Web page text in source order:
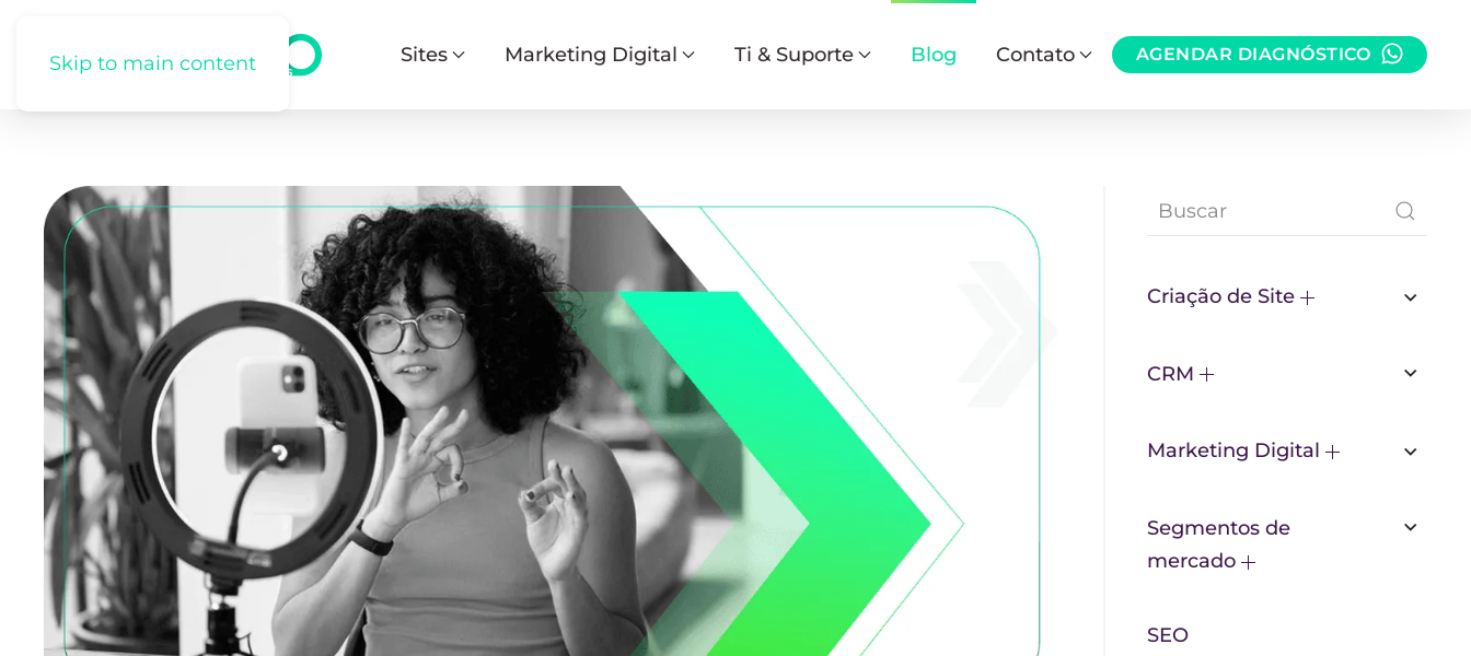
Skip to main content Sites Marketing Digital Ti & Suporte Blog Contato AGENDAR DIAGNÓSTICO
Criação de Site
CRM
Marketing Digital
Segmentos de
mercado
SEO